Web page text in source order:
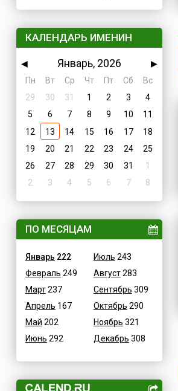
КАЛЕНДАРЬ ИМЕНИН
◀ Январь, 2026
▶
Пн
Вт Ср Чт Пт Сб
Вс
29
30 31 1 2 3
4
5
6 7 8 9 10
11
12
13 14 15 16 17
18
19
20 21 22 23 24
25
26
27 28 29 30 31
1
2
3 4 5 6 7 8
ПО МЕСЯЦАМ
Январь 222
Февраль 249
Март237
Апрель 167
Май 202
Июнь 292
Июль 243
Август283
Сентябрь 309
Октябрь 290
Ноябрь 321
Декабрь 308